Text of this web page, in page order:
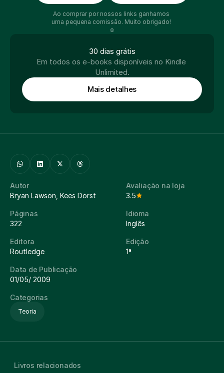
Ao comprar por nossos links ganhamos
uma pequena comissão. Muito obrigado!
☺️
30 dias grátis
Em todos os e-books disponíveis no Kindle
Unlimited.
Mais detalhes
Autor
Bryan Lawson, Kees Dorst
Avaliação na loja
3.5
Páginas
322
Idioma
Inglês
Editora
Routledge
Edição
1ª
Data de Publicação
01/05/ 2009
Categorias
Teoria
Livros relacionados